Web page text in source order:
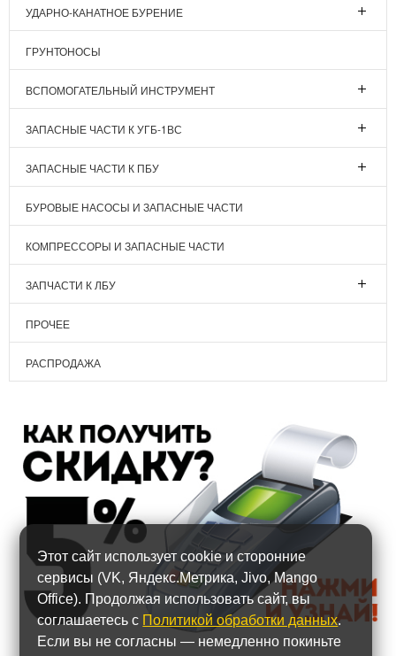
УДАРНО-КАНАТНОЕ БУРЕНИЕ
ГРУНТОНОСЫ
ВСПОМОГАТЕЛЬНЫЙ ИНСТРУМЕНТ
ЗАПАСНЫЕ ЧАСТИ К УГБ-1ВС
ЗАПАСНЫЕ ЧАСТИ К ПБУ
БУРОВЫЕ НАСОСЫ И ЗАПАСНЫЕ ЧАСТИ
КОМПРЕССОРЫ И ЗАПАСНЫЕ ЧАСТИ
ЗАПЧАСТИ К ЛБУ
ПРОЧЕЕ
РАСПРОДАЖА
Этот сайт использует cookie и сторонние
сервисы (VK, Яндекс.Метрика, Jivo, Mango
Office). Продолжая использовать сайт, вы
соглашаетесь с Политикой обработки данных.
Если вы не согласны — немедленно покиньте